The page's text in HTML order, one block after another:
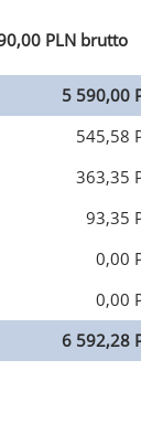
PLN brutto
5 590,00
545,58
363,35
93,35
0,00
0,00
6 592,28